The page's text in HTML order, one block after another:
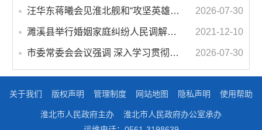
汪华东蒋曦会见淮北舰和“攻坚英雄连”官兵代表 2026-07-30
濉溪县举行婚姻家庭纠纷人民调解委员会暨调解志愿者服务团成立仪式 2021-12-10
市委常委会会议强调 深入学习贯彻习近平总书记重要讲话指示精神 高质量推进城市更新 不断提升本质安全水平 汪华东主持会议 2026-07-30
关于我们 版权声明 管理制度 网站地图 隐私声明 使用帮助
淮北市人民政府主办
淮北市人民政府办公室承办